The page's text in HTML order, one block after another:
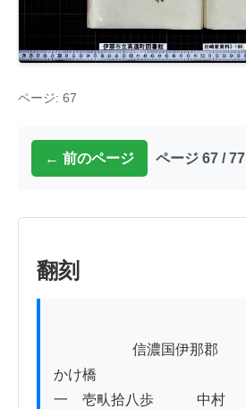
ページ: 67
← 前のページ ページ 67 / 77
翻刻
かけ橋
一　壱㽗拾八歩　　　中村